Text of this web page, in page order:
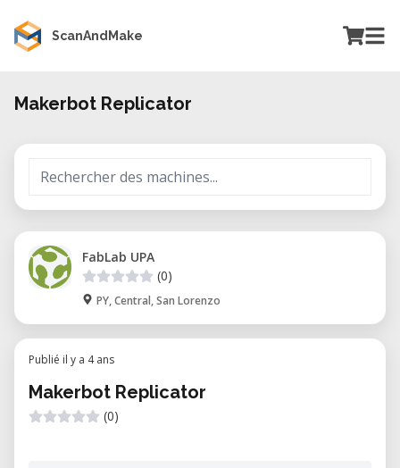
ScanAndMake
Makerbot Replicator
FabLab UPA
(0)
PY, Central, San Lorenzo
Publié il y a 4 ans
Makerbot Replicator
(0)